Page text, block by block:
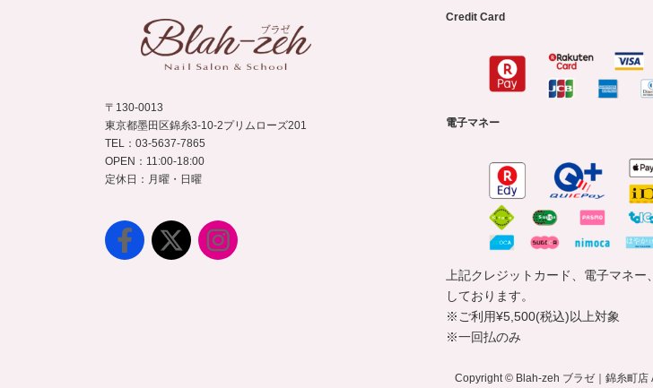
〒130-0013
東京都墨田区錦糸3-10-2プリムローズ201
TEL：03-5637-7865
OPEN：11:00-18:00
定休日：月曜・日曜
Credit Card
電子マネー
上記クレジットカード、電子マネ
しております。
※ご利用¥5,500(税込)以上対象
※一回払のみ
Copyright © Blah-zeh ブラゼ｜錦糸町店